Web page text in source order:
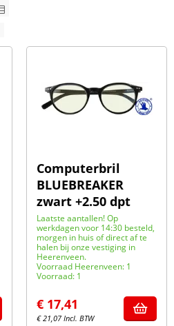
Computerbril
BLUEBREAKER
zwart +2.50 dpt
Laatste aantallen! Op
werkdagen voor 14:30 besteld,
morgen in huis of direct af te
halen bij onze vestiging in
Heerenveen.
Voorraad Heerenveen: 1
Voorraad: 1
€ 17,41
€21,07 Incl. BTW